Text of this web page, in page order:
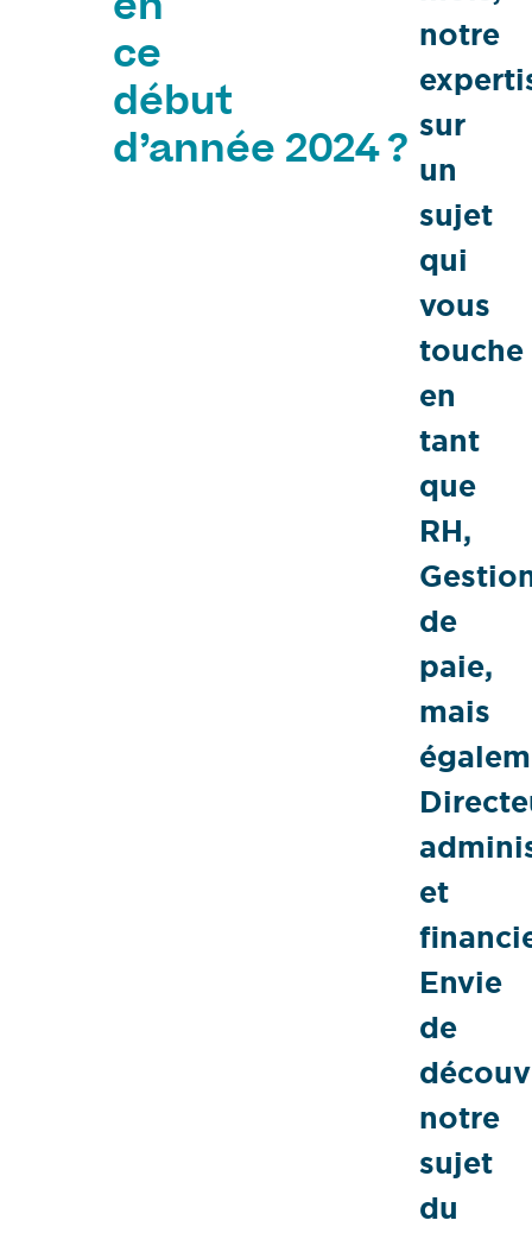
en
ce
début
d’année 2024 ?
notre
sur
un
sujet
qui
vous
touche
en
tant
que
RH,
de
paie,
mais
et
Envie
de
notre
sujet
du